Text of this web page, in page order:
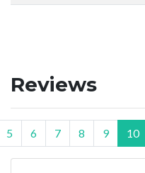
Reviews
5 6 7 8 9 10